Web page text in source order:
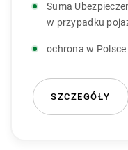
Suma
w przypadku
ochrona w
SZCZEGÓŁY